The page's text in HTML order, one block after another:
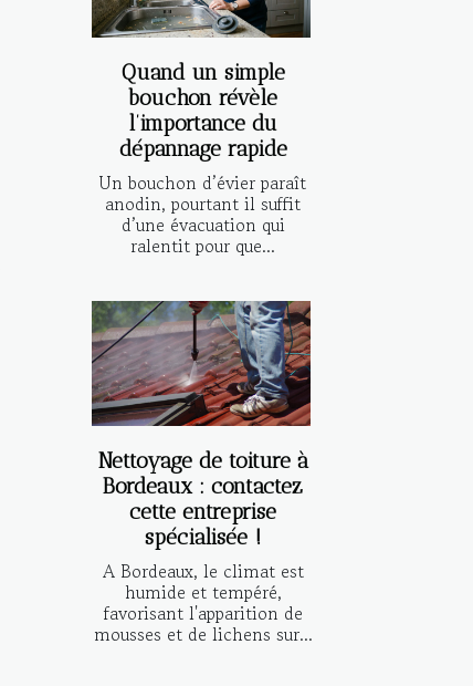
Quand un simple
bouchon révèle
l’importance du
dépannage rapide
Un bouchon d’évier paraît
anodin, pourtant il suffit
d’une évacuation qui
ralentit pour que...
Nettoyage de toiture à
Bordeaux : contactez
cette entreprise
spécialisée !
A Bordeaux, le climat est
humide et tempéré,
favorisant l'apparition de
mousses et de lichens sur...